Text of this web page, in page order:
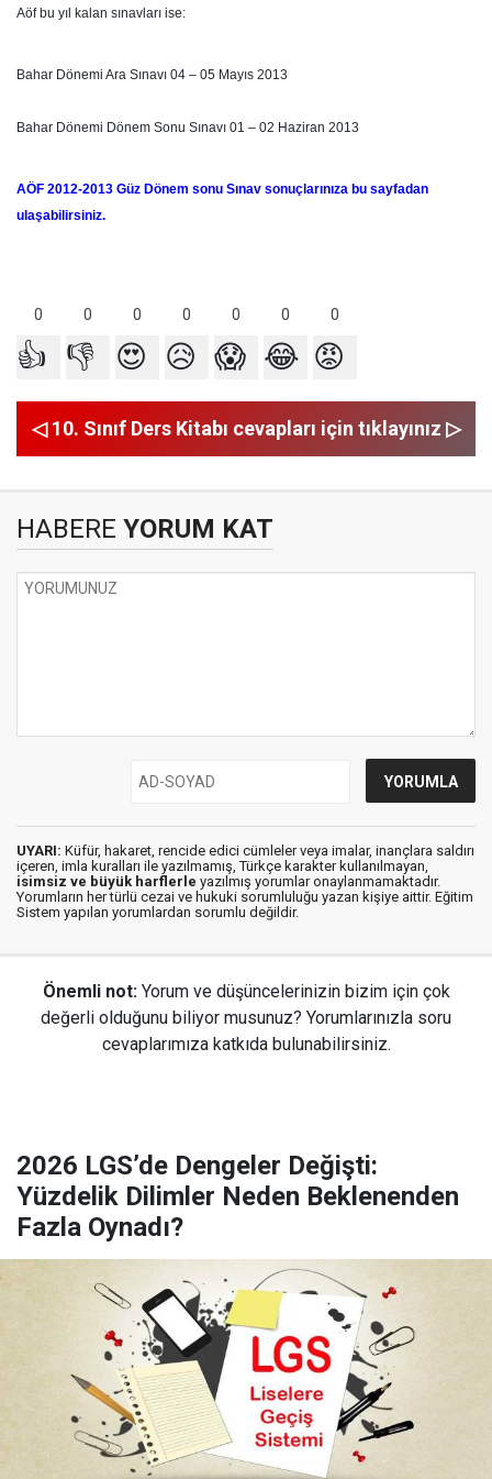
Aöf bu yıl kalan sınavları ise:
Bahar Dönemi Ara Sınavı 04 – 05 Mayıs 2013
Bahar Dönemi Dönem Sonu Sınavı 01 – 02 Haziran 2013
AÖF 2012-2013 Güz Dönem sonu Sınav sonuçlarınıza bu sayfadan
ulaşabilirsiniz.
0 0 0 0 0 0 0
👍 👎 😍 😥 😱 😂 😡
◁ 10. Sınıf Ders Kitabı cevapları için tıklayınız ▷
HABERE YORUM KAT
UYARI: Küfür, hakaret, rencide edici cümleler veya imalar, inançlara saldırı
içeren, imla kuralları ile yazılmamış, Türkçe karakter kullanılmayan,
isimsiz ve büyük harflerle yazılmış yorumlar onaylanmamaktadır.
Yorumların her türlü cezai ve hukuki sorumluluğu yazan kişiye aittir. Eğitim
Sistem yapılan yorumlardan sorumlu değildir.
Önemli not: Yorum ve düşüncelerinizin bizim için çok
değerli olduğunu biliyor musunuz? Yorumlarınızla soru
cevaplarımıza katkıda bulunabilirsiniz.
2026 LGS’de Dengeler Değişti:
Yüzdelik Dilimler Neden Beklenenden
Fazla Oynadı?